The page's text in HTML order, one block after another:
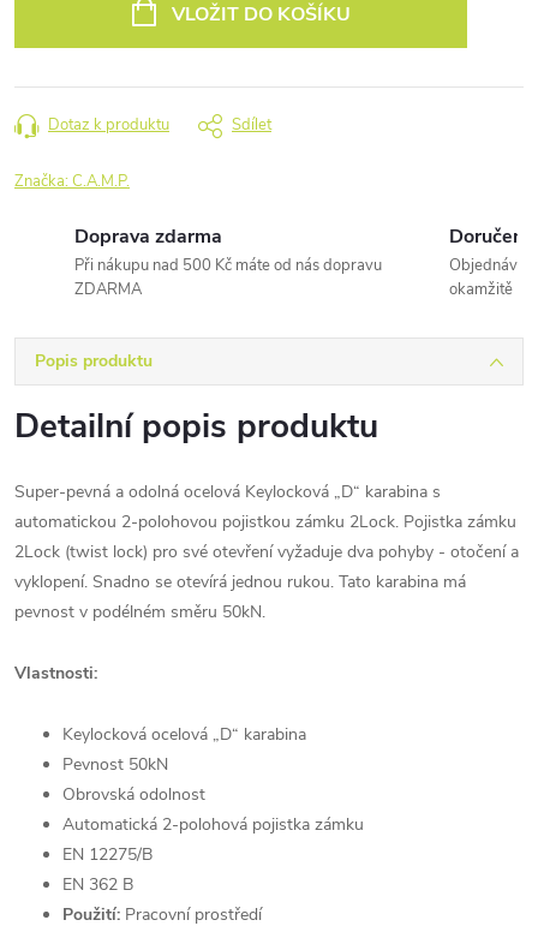
VLOŽIT DO KOŠÍKU
Dotaz k produktu Sdílet
Značka:C.A.M.P.
Doprava zdarma
Při nákupu nad 500 Kč máte od nás dopravu
ZDARMA
Doručení
okamžitě
Popis produktu
Detailní popis produktu
Super-pevná a odolná ocelová Keylocková „D“ karabina s
automatickou 2-polohovou pojistkou zámku 2Lock. Pojistka zámku
2Lock (twist lock) pro své otevření vyžaduje dva pohyby - otočení a
vyklopení. Snadno se otevírá jednou rukou. Tato karabina má
pevnost v podélném směru 50kN.
Vlastnosti:
Keylocková ocelová „D“ karabina
Pevnost 50kN
Obrovská odolnost
Automatická 2-polohová pojistka zámku
EN 12275/B
EN 362 B
Použití: Pracovní prostředí